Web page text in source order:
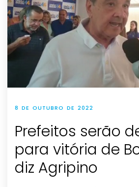
8 DE OUTUBRO DE 2022
Prefeitos serão
para vitória de
diz Agripino